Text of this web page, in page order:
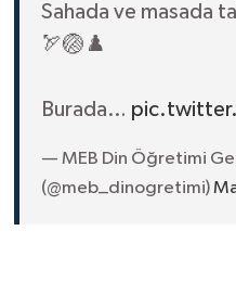
Sahada ve masada
🏹🏐♟️
Burada…
— MEB Din Öğretimi
(@meb_dinogretimi)